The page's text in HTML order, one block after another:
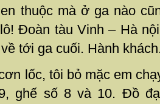
thuộc mà ở ga nào
Đoàn tàu Vinh – Hà
tới ga cuối. Hành
lốc, tôi bỏ mặc em
ghế số 8 và 10. Đồ